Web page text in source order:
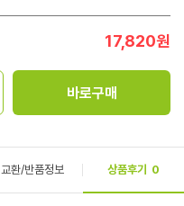
17,820원
바로구매
교환/반품정보 상품후기 0